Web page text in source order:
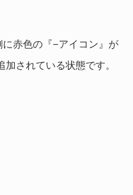
に赤色の『−アイコン』が
されている状態です。